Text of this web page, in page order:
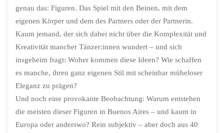
genau das: Figuren. Das Spiel mit den Beinen, mit dem
eigenen Körper und dem des Partners oder der Partnerin.
Kaum jemand, der sich dabei nicht über die Komplexität und
Kreativität mancher Tänzer:innen wundert – und sich
insgeheim fragt: Woher kommen diese Ideen? Wie schaffen
es manche, ihren ganz eigenen Stil mit scheinbar müheloser
Eleganz zu prägen?
Und noch eine provokante Beobachtung: Warum entstehen
die meisten dieser Figuren in Buenos Aires – und kaum in
Europa oder anderswo? Rein subjektiv – aber doch aus 40